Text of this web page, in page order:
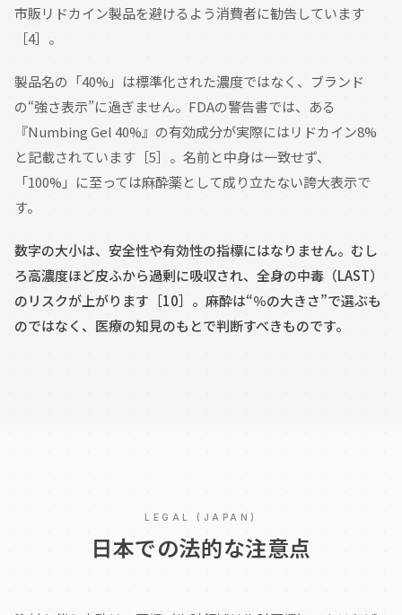
市販リドカイン製品を避けるよう消費者に勧告しています
［4］。
製品名の「40%」は標準化された濃度ではなく、ブランド
の“強さ表示”に過ぎません。FDAの警告書では、ある
『Numbing Gel 40%』の有効成分が実際にはリドカイン8%
と記載されています［5］。名前と中身は一致せず、
「100%」に至っては麻酔薬として成り立たない誇大表示で
す。
数字の大小は、安全性や有効性の指標にはなりません。むし
ろ高濃度ほど皮ふから過剰に吸収され、全身の中毒（LAST）
のリスクが上がります［10］。麻酔は“％の大きさ”で選ぶも
のではなく、医療の知見のもとで判断すべきものです。
LEGAL (JAPAN)
日本での法的な注意点